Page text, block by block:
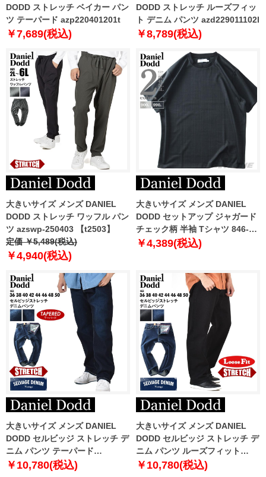
DODD ストレッチ ベイカー パン
ツ テーパード azp220401201t
￥7,689(税込)
DODD ストレッチ ルーズフィッ
ト デニム パンツ azd229011102l
￥8,789(税込)
大きいサイズ メンズ DANIEL
DODD ストレッチ ワッフル パン
ツ azswp-250403 【t2503】
定価 ￥5,489(税込)
￥4,940(税込)
大きいサイズ メンズ DANIEL
DODD セットアップ ジャガード
チェック柄 半袖 Tシャツ 846-
t2402jqd
￥4,389(税込)
大きいサイズ メンズ DANIEL
DODD セルビッジ ストレッチ デ
ニム パンツ テーパード
azd239001101t
￥10,780(税込)
大きいサイズ メンズ DANIEL
DODD セルビッジ ストレッチ デ
ニム パンツ ルーズフィット
azd239002102l
￥10,780(税込)